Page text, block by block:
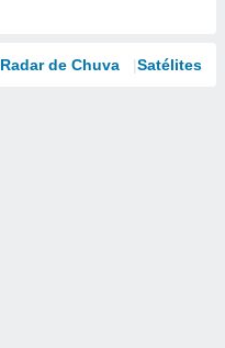
Radar de Chuva Satélites